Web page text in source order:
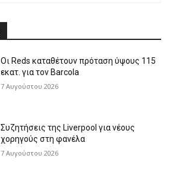
Οι Reds καταθέτουν πρόταση ύψους 115
εκατ. για τον Barcola
7 Αυγούστου 2026
Συζητήσεις της Liverpool για νέους
χορηγούς στη φανέλα
7 Αυγούστου 2026